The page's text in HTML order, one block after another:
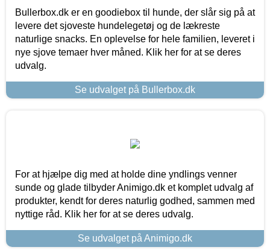
Bullerbox.dk er en goodiebox til hunde, der slår sig på at
levere det sjoveste hundelegetøj og de lækreste
naturlige snacks. En oplevelse for hele familien, leveret i
nye sjove temaer hver måned. Klik her for at se deres
udvalg.
Se udvalget på Bullerbox.dk
For at hjælpe dig med at holde dine yndlings venner
sunde og glade tilbyder Animigo.dk et komplet udvalg af
produkter, kendt for deres naturlig godhed, sammen med
nyttige råd. Klik her for at se deres udvalg.
Se udvalget på Animigo.dk